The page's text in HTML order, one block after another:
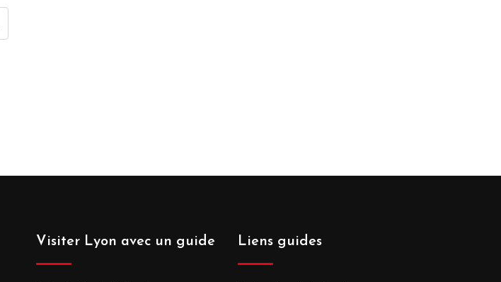
Visiter Lyon avec un guide Liens guides